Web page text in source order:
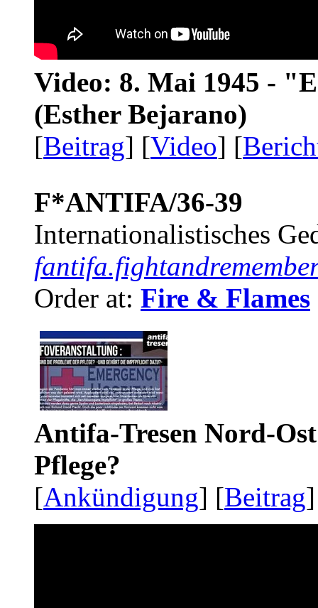
Video: 8. Mai 1945 -
(Esther Bejarano)
[Beitrag] [Video] [
F*ANTIFA/36-39
Internationalistisches
Order at: Fire & Flames
Antifa-Tresen Nord-
Pflege?
[Ankündigung] [Beitrag